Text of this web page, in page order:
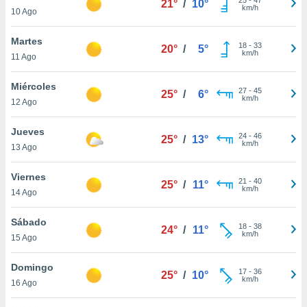
más
nuestra
y
de
disponible
cookies
aceptar
10 Ago
21° / 10°
km/h
Martes
11 Ago
20° / 5° 18- 33
km/h
Miércoles
12 Ago
25° / 6° 27- 45
km/h
Jueves
13 Ago
25° / 13° 24- 46
km/h
Viernes
14 Ago
25° / 11° 21 - 40
km/h
Sábado
15 Ago
24° / 11° 18- 38
km/h
Domingo
16 Ago
25° / 10° 17- 36
km/h